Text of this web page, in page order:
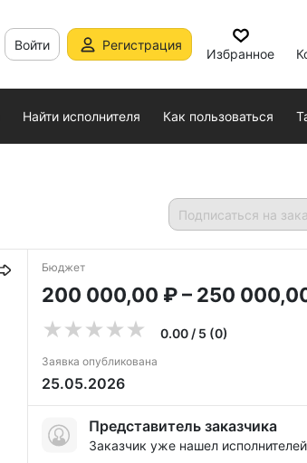
Войти Регистрация
Избранное
Найти исполнителя Как пользоваться
Подписаться на
Бюджет
200 000,00 ₽ – 250
0.00 / 5 (0)
Заявка опубликована
25.05.2026
Представитель заказчика
Заказчик уже нашел исполнителей